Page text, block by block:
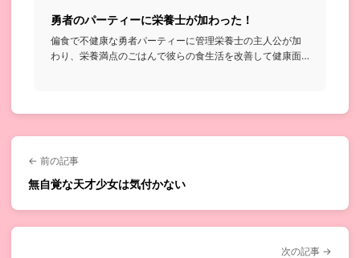
勇者のパーティーに栄養士が加わった！
偏食で不健康な勇者パーティーに管理栄養士の主人公が加
わり、栄養満点のごはんで彼らの食生活を改善して健康面
← 前の記事
無自覚な天才少女は気付かない
次の記事 →